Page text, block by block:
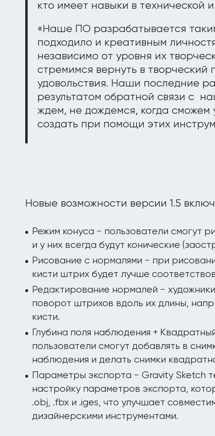
кто имеет навыки в технической
«Наше ПО разрабатывается
подходило и креативным
независимо от уровня их
стремимся вернуть в творческий
удовольствия. Наши последние
результатом обратной связи с
ждем, не дождемся, когда сможем
создать при помощи этих
Новые возможности версии 1.5
Режим конуса − пользователи смогут
и у них всегда будут конические
Рисование с нормалями − при
кисти штрих будет лучше
Редактирование нормалей −
поворот штрихов вдоль их длины,
кисти.
Глубина поля наблюдения +
пользователи смогут добавлять в
наблюдения и делать снимки
Параметры экспорта − Gravity Sketch
настройку параметров экспорта,
.obj, .fbx и .iges, что улучшает
дизайнерскими инструментами.